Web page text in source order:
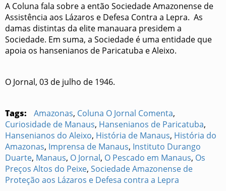
A Coluna fala sobre a então Sociedade Amazonense de
Assistência aos Lázaros e Defesa Contra a Lepra. As
damas distintas da elite manauara presidem a
Sociedade. Em suma, a Sociedade é uma entidade que
apoia os hansenianos de Paricatuba e Aleixo.
O Jornal, 03 de julho de 1946.
Tags: Amazonas, Coluna O Jornal Comenta,
Curiosidade de Manaus, Hansenianos de Paricatuba,
Hansenianos do Aleixo, História de Manaus, História do
Amazonas, Imprensa de Manaus, Instituto Durango
Duarte, Manaus, O Jornal, O Pescado em Manaus, Os
Preços Altos do Peixe, Sociedade Amazonense de
Proteção aos Lázaros e Defesa contra a Lepra